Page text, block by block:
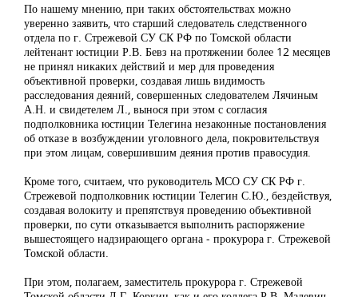
По нашему мнению, при таких обстоятельствах можно
уверенно заявить, что старший следователь следственного
отдела по г. Стрежевой СУ СК РФ по Томской области
лейтенант юстиции Р.В. Бевз на протяжении более 12 месяцев
не принял никаких действий и мер для проведения
объективной проверки, создавая лишь видимость
расследования деяний, совершенных следователем Лячиным
А.Н. и свидетелем Л., вынося при этом с согласия
подполковника юстиции Телегина незаконные постановления
об отказе в возбуждении уголовного дела, покровительствуя
при этом лицам, совершившим деяния против правосудия.
Кроме того, считаем, что руководитель МСО СУ СК РФ г.
Стрежевой подполковник юстиции Телегин С.Ю., бездействуя,
создавая волокиту и препятствуя проведению объективной
проверки, по сути отказывается выполнить распоряжение
вышестоящего надзирающего органа - прокурора г. Стрежевой
Томской области.
При этом, полагаем, заместитель прокурора г. Стрежевой